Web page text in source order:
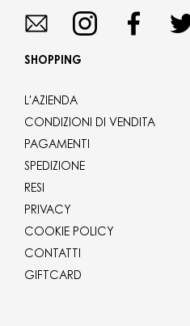
SHOPPING
L'AZIENDA
CONDIZIONI DI VENDITA
PAGAMENTI
SPEDIZIONE
RESI
PRIVACY
COOKIE POLICY
CONTATTI
GIFTCARD